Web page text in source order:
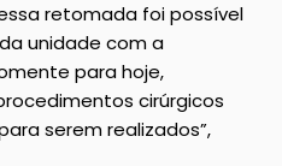
retomada foi possível
unidade com a
para hoje,
cirúrgicos
serem realizados”,